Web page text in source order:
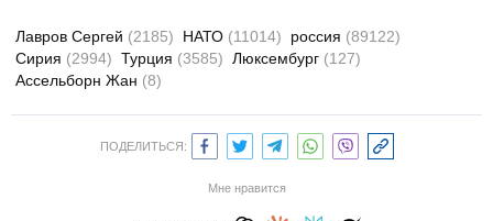
Лавров Сергей (2185) НАТО (11014) россия (89122)
Сирия (2994) Турция (3585) Люксембург (127)
Ассельборн Жан (8)
ПОДЕЛИТЬСЯ:
Мне нравится